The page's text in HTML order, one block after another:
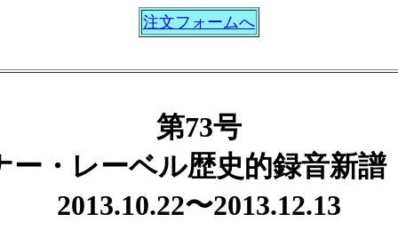
注文フォームへ
第73号
ー・レーベル歴史的録音新譜
2013.10.22〜2013.12.13